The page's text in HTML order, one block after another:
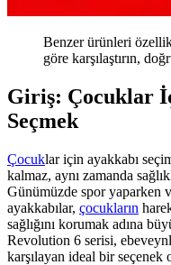
Benzer ürünleri
göre karşılaştırın,
Giriş: Çocuklar
Seçmek
Çocuklar için ayakkabı
kalmaz, aynı zamanda
Günümüzde spor yaparken
ayakkabılar, çocukların
sağlığını korumak adına
Revolution 6 serisi,
karşılayan ideal bir seçenek